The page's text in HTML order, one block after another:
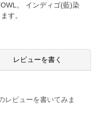
。 インディゴ(藍)染
す。
レビューを書く
レビューを書いてみま